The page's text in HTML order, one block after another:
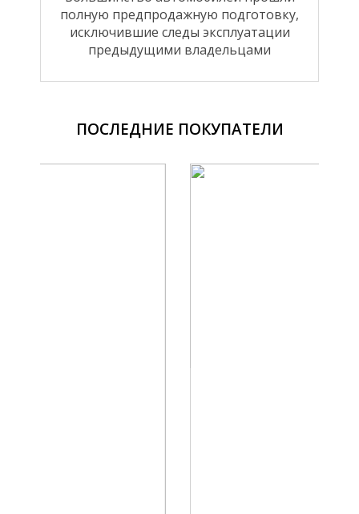
полную предпродажную подготовку,
исключившие следы эксплуатации
предыдущими владельцами
ПОСЛЕДНИЕ ПОКУПАТЕЛИ